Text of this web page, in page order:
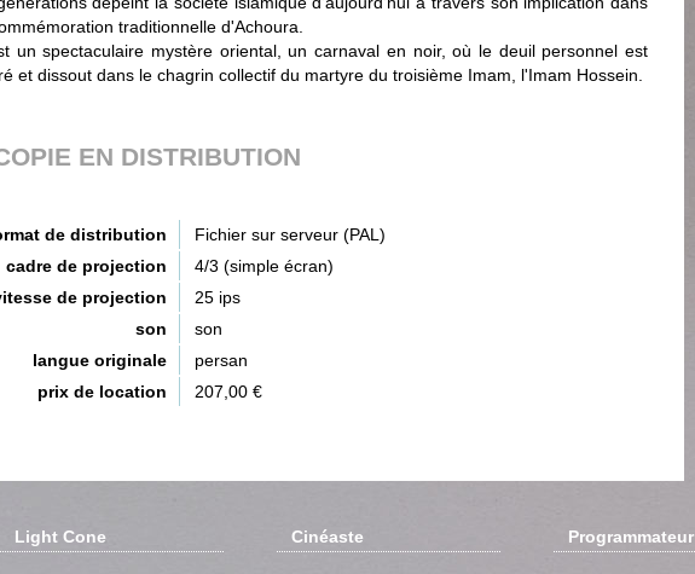
traditionnelle d'Achoura.
un spectaculaire mystère oriental, un carnaval en noir, où le deuil personnel est
et dissout dans le chagrin collectif du martyre du troisième Imam, l'Imam Hossein.
EN DISTRIBUTION
de distribution
Fichier sur serveur (PAL)
cadre de projection
4/3 (simple écran)
de projection
25 ips
son
son
langue originale
persan
prix de location
207,00 €
Light Cone Cinéaste Programmateur